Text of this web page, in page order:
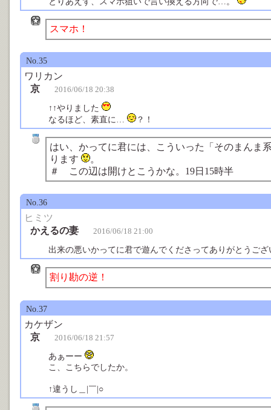
スマホ！
No.35
ワリカン
京
2016/06/18 20:38
↑↑やりました
なるほど、素直に…
？！
はい、かってに君には、こういった「そのまんま
ります
。
＃ この辺は開けとこうかな。19日15時半
No.36
ヒミツ
かえるの妻
2016/06/18 21:00
出来の悪いかってに君で遊んでくださってありがとうご
割り勘の逆！
No.37
カケザン
京
2016/06/18 21:57
あぁーー
こ、こちらでしたか。
↑違うし＿|￣|○